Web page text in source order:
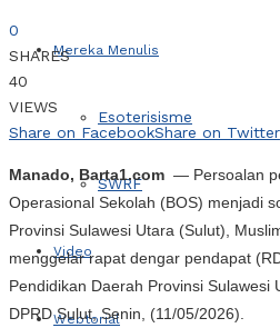
Mereka Menulis
Esoterisisme
SWRF
Video
Webtorial
0
SHARES
40
VIEWS
Share on FacebookShare on Twitter
Manado, Barta1.com — Persoalan
Operasional Sekolah (BOS) menjadi
Provinsi Sulawesi Utara (Sulut),
menggelar rapat dengar pendapat
Pendidikan Daerah Provinsi Sulawesi
DPRD Sulut, Senin, (11/05/2026).